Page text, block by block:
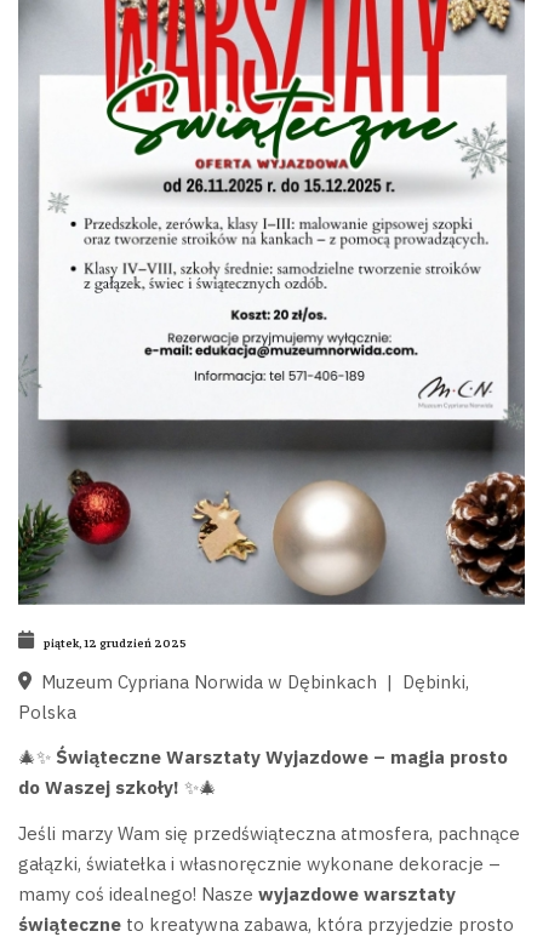
piątek, 12 grudzień 2025
Muzeum Cypriana Norwida w Dębinkach | Dębinki,
Polska
🎄✨ Świąteczne Warsztaty Wyjazdowe – magia prosto
do Waszej szkoły! ✨🎄
Jeśli marzy Wam się przedświąteczna atmosfera, pachnące
gałązki, światełka i własnoręcznie wykonane dekoracje –
mamy coś idealnego! Nasze wyjazdowe warsztaty
świąteczne to kreatywna zabawa, która przyjedzie prosto